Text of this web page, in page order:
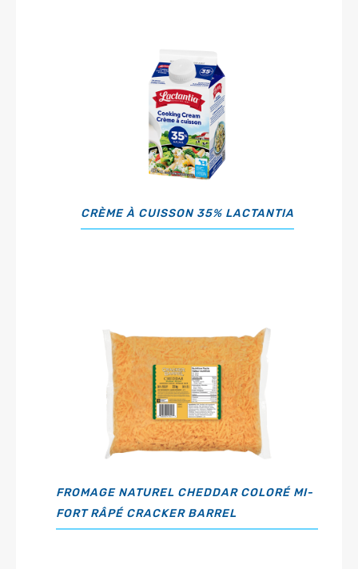
CRÈME À CUISSON 35% LACTANTIA
FROMAGE NATUREL CHEDDAR COLORÉ MI-
FORT RÂPÉ CRACKER BARREL